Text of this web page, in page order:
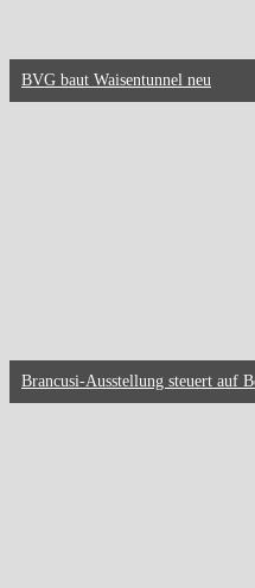
BVG baut Waisentunnel neu
Brancusi-Ausstellung steuert auf